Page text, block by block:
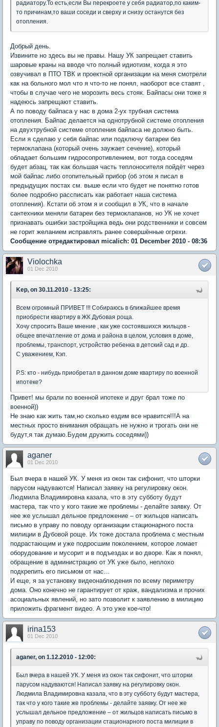
радиатору.То есть,если Вы перекроете у себя радиатор,по каким-
то причинам,то ваши соседи и сверху и снизу останутся без
отопления.
Добрый день.
Извините но здесь вы не правы. Нашу УК запрещает ставить
шаровые краны на вводе что полный идиотизм, когда я это
озвучивал в ПТО ТВК и проектной организации на меня смотрели
как на больного мол что я что-то не понял, наоборот все ставят ,
чтобы в случае чего не морозить весь стояк. Байпасы они тоже я
надеюсь запрещают ставить.
А по поводу байпаса у нас в дома 2-ух трубная система
отопления. Байпас делается на однотрубной системе отопления
на двухтрубной системе отопления байпаса не должно быть.
Если я сделаю у себя байпас или подключу батареи без
термоклапана (который очень заужает сечение), который
обладает большим гидросопротивлением, вот тогда соседям
будет абзац, так как большая часть теплоносителя пойдёт через
мой байпас либо отопительный прибор (об этом я писал в
предыдущих постах см. выше если что будет не понятно готов
более подробно рассписать как работает наша система
отопления). Кстати об этом я и сообщил в УК, что в начале
сантехники меняли батареи без термоклапанов, но УК не хочет
признавать ошибки застройщика ведь они родственники и совсем
не горит желанием исправлять ранее совершённые огрехи.
Сообщение отредактировал micalich: 01 December 2010 - 08:36
Violochka
01 Dec 2010
Kep, on 30.11.2010 - 13:25:
Всем огромный ПРИВЕТ !!! Собираюсь в ближайшее время
приобрести квартиру в ЖК Дубовая роща.
Хочу спросить Ваше мнение , как уже состоявшихся жильцов -
общее впечатление от дома и района в целом, условия в доме,
проблемы, транспорт, устройство ребенка в детский сад и др.
С уважением, Кэп.
P.S: кто - нибудь приобретал в данном доме квартиру по военной
ипотеке?
Привет! мы брали по военной ипотеке и друг брал тоже по
военной))
Не знаю как жить там,но сколько ездим все нравится!!!А на
местных просто внимания обращать не нужно и трогать они не
будут,я так думаю.Будем дружить соседями))
aganer
01 Dec 2010
Был вчера в нашей УК. У меня из окон так сифонит, что шторки
парусом надуваются! Написал заявку на регулировку окон.
Людмила Владимировна казала, что в эту субботу будут
мастера, так что у кого такие же проблемы - делайте заявку. От
нее же услышал дельное предложение – от жильцов написать
письмо в управу по поводу организации стационарного поста
милиции в Дубовой роще. Их тоже достала проблема с местным
подрастающим и уже подросшим поколением, которое ломает
оборудование и мусорит и в подъездах и во дворе. Как я понял,
обращение в администрацию от УК уже было, неплохо
подкрепить его письмом от нас…
И еще, я за установку видеонаблюдения по всему периметру
дома. Оно конечно не гарантирует от краж, вандализма и прочих
асоциальных явлений, но зато позволит к заявлению в милицию
приложить фрагмент видео. А это уже кое-что!
irina153
01 Dec 2010
aganer, on 1.12.2010 - 12:00:
Был вчера в нашей УК. У меня из окон так сифонит, что шторки
парусом надуваются! Написал заявку на регулировку окон.
Людмила Владимировна казала, что в эту субботу будут мастера,
так что у кого такие же проблемы - делайте заявку. От нее же
услышал дельное предложение – от жильцов написать письмо в
управу по поводу организации стационарного поста милиции в